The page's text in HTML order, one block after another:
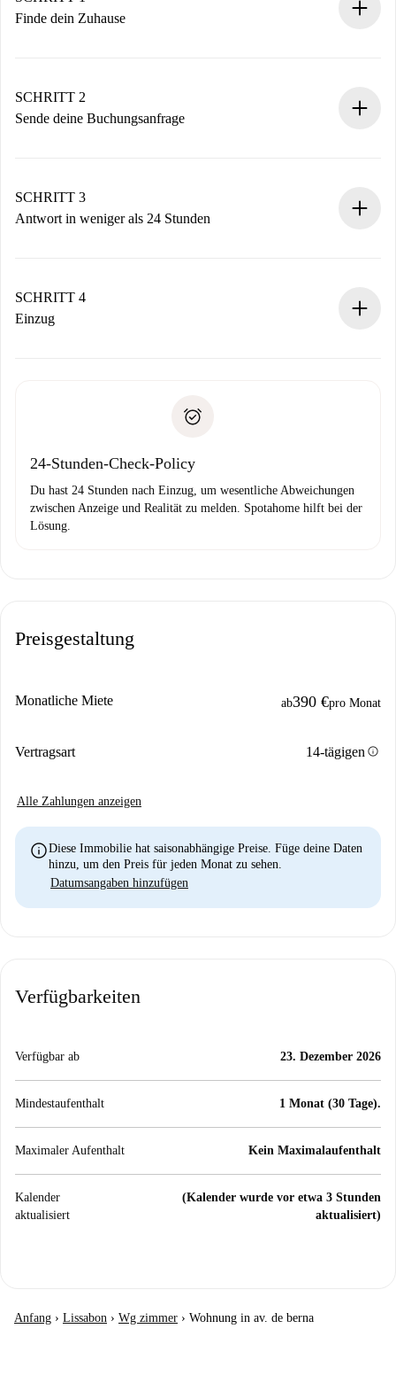
Finde dein Zuhause
Du erhältst alle notwendigen Informationen im Voraus.
SCHRITT 2
Sende deine Buchungsanfrage
Denk daran, dass wir dich erst belasten, wenn der
Vermieter zustimmt.
SCHRITT 3
Antwort in weniger als 24 Stunden
stellen den Kontakt her.
Wenn der Vermieter ablehnen muss, entstehen keine
SCHRITT 4
Einzug
24-Stunden-Check-Policy
Du hast 24 Stunden nach Einzug, um wesentliche Abweichungen
zwischen Anzeige und Realität zu melden. Spotahome hilft bei der
Lösung.
Preisgestaltung
Monatliche Miete ab390 €pro Monat
Vertragsart 14-tägigen info
Alle Zahlungen anzeigen
infoDiese Immobilie hat saisonabhängige Preise. Füge deine Daten
hinzu, um den Preis für jeden Monat zu sehen.
Datumsangaben hinzufügen
Verfügbarkeiten
Verfügbar ab 23. Dezember 2026
Mindestaufenthalt 1 Monat (30 Tage).
Maximaler Aufenthalt Kein Maximalaufenthalt
Kalender
aktualisiert
(Kalender wurde vor etwa 3 Stunden
aktualisiert)
Anfang › Lissabon › Wg zimmer › Wohnung in av. de berna